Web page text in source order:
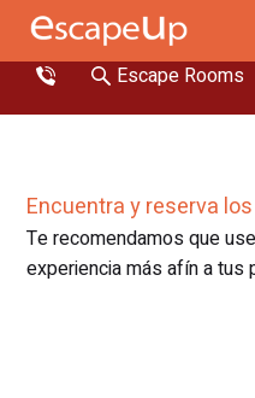
Escape Rooms
Encuentra y reserva
Te recomendamos que
experiencia más afín a tus